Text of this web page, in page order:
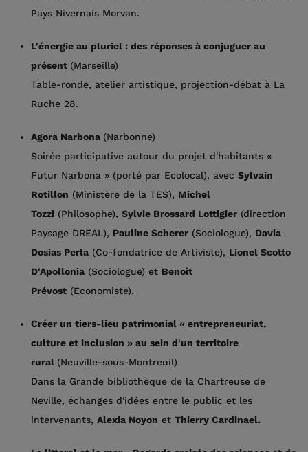
Pays Nivernais Morvan.
L'énergie au pluriel : des réponses à conjuguer au
présent (Marseille)
Table-ronde, atelier artistique, projection-débat à La
Ruche 28.
Agora Narbona (Narbonne)
Soirée participative autour du projet d'habitants «
Futur Narbona » (porté par Ecolocal), avec Sylvain
Rotillon (Ministère de la TES), Michel
Tozzi (Philosophe), Sylvie Brossard Lottigier (direction
Paysage DREAL), Pauline Scherer (Sociologue), Davia
Dosias Perla (Co-fondatrice de Artiviste), Lionel Scotto
D'Apollonia (Sociologue) et Benoît
Prévost (Economiste).
Créer un tiers-lieu patrimonial « entrepreneuriat,
culture et inclusion » au sein d'un territoire
rural (Neuville-sous-Montreuil)
Dans la Grande bibliothèque de la Chartreuse de
Neville, échanges d'idées entre le public et les
intervenants, Alexia Noyon et Thierry Cardinael.